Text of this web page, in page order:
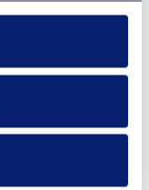
verkliga
slagits ut. I den